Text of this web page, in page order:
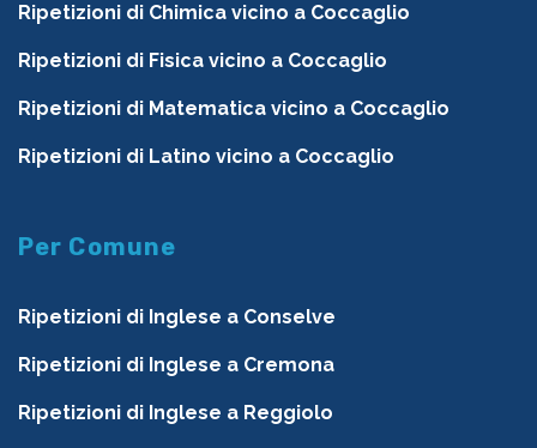
Ripetizioni di Chimica vicino a Coccaglio
Ripetizioni di Fisica vicino a Coccaglio
Ripetizioni di Matematica vicino a Coccaglio
Ripetizioni di Latino vicino a Coccaglio
Per Comune
Ripetizioni di Inglese a Conselve
Ripetizioni di Inglese a Cremona
Ripetizioni di Inglese a Reggiolo